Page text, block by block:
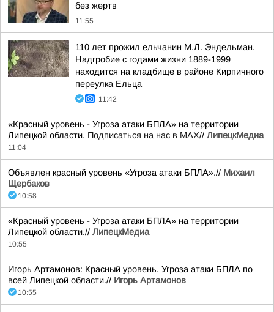
без жертв
11:55
110 лет прожил ельчанин М.Л. Эндельман.
Надгробие с годами жизни 1889-1999
находится на кладбище в районе Кирпичного
переулка Ельца
11:42
«Красный уровень - Угроза атаки БПЛА» на территории
Липецкой области. Подписаться на нас в МАХ// ЛипецкМедиа
11:04
Объявлен красный уровень «Угроза атаки БПЛА».// Михаил
Щербаков
10:58
«Красный уровень - Угроза атаки БПЛА» на территории
Липецкой области.// ЛипецкМедиа
10:55
Игорь Артамонов: Красный уровень. Угроза атаки БПЛА по
всей Липецкой области.// Игорь Артамонов
10:55